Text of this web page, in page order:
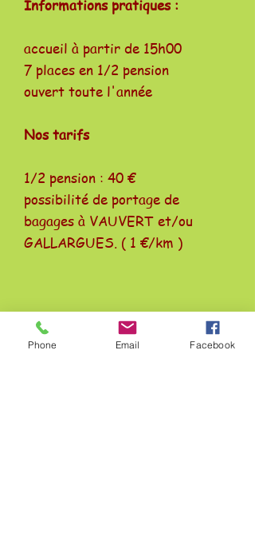
Informations pratiques :
accueil à partir de 15h00
7 places en 1/2 pension
ouvert toute l'année
Nos tarifs
1/2 pension : 40 €
possibilité de portage de
bagages à VAUVERT et/ou
GALLARGUES. ( 1 €/km )
Phone Email Facebook